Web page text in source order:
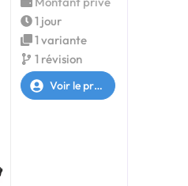
1 jour
1 variante
1 révision
Voir le profil